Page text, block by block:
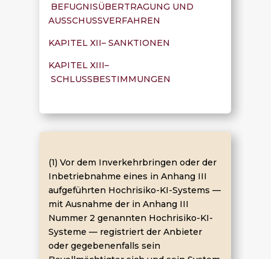
BEFUGNISÜBERTRAGUNG UND
AUSSCHUSSVERFAHREN
KAPITEL XII– SANKTIONEN
KAPITEL XIII–
SCHLUSSBESTIMMUNGEN
(1) Vor dem Inverkehrbringen oder der
Inbetriebnahme eines in Anhang III
aufgeführten Hochrisiko-KI-Systems —
mit Ausnahme der in Anhang III
Nummer 2 genannten Hochrisiko-KI-
Systeme — registriert der Anbieter
oder gegebenenfalls sein